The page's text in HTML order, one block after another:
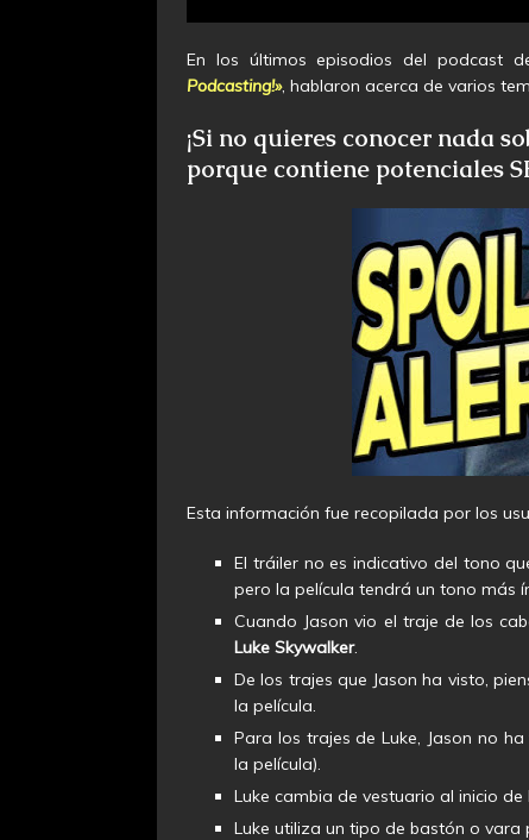
En los últimos episodios del podcast
Podcasting!», hablaron acerca de varios
¡Si no quieres conocer nada
porque contiene potenciales
Esta información fue recopilada por los
El tráiler no es indicativo del tono
pero la película tendrá un tono más
Cuando Jason vio el traje de los
Luke Skywalker.
De los trajes que Jason ha visto,
la película.
Para los trajes de Luke, Jason no
la película).
Luke cambia de vestuario al inicio de
Luke utiliza un tipo de bastón o vara